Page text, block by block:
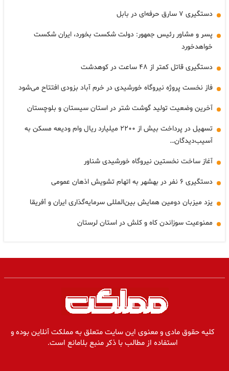
دستگیری ۷ سارق حرفه‌ای در بابل
پسر و مشاور رئیس جمهور: دولت شکست بخورد، ایران شکست
خواهدخورد
دستگیری قاتل کمتر از ۴۸ ساعت در کوهدشت
فاز نخست پروژه نیروگاه خورشیدی در خرم آباد بزودی افتتاح می‌شود
آخرین وضعیت تولید گوشت شتر در استان سیستان و بلوچستان
تسهیل در پرداخت بیش از ۲۲۰۰ میلیارد ریال وام ودیعه مسکن به
آسیب‌دیدگان…
آغاز ساخت نخستین نیروگاه خورشیدی شناور
دستگیری ۶ نفر در بهشهر به اتهام تشویش اذهان عمومی
یزد میزبان دومین همایش بین‌المللی سرمایه‌گذاری ایران و آفریقا
ممنوعیت سوزاندن کاه و کلش در استان لرستان
کلیه حقوق مادی و معنوی این سایت متعلق به مملکت آنلاین بوده و
استفاده از مطالب با ذکر منبع بلامانع است.